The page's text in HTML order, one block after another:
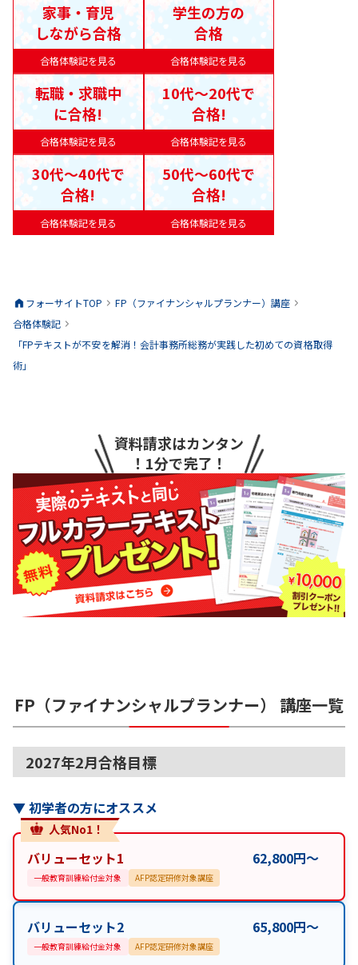
合格体験記を見る
家事・育児
しながら合格
合格体験記を見る
学生の方の
合格
合格体験記を見る
転職・求職中
に合格!
合格体験記を見る
10代〜20代で
合格!
合格体験記を見る
30代〜40代で
合格!
合格体験記を見る
50代〜60代で
合格!
フォーサイトTOP FP（ファイナンシャルプランナー）講座
合格体験記
「FPテキストが不安を解消！会計事務所総務が実践した初めての資格取得
術」
資料請求はカンタン
！1分で完了！
FP（ファイナンシャルプランナー） 講座一覧
2027年2月合格目標
▼初学者の方にオススメ
人気No1！
バリューセット1 62,800円〜
一般教育訓練給付金対象 AFP認定研修対象講座
バリューセット2 65,800円〜
一般教育訓練給付金対象 AFP認定研修対象講座